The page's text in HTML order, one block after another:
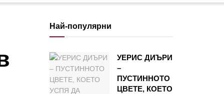
Най-популярни
УЕРИС ДИЪРИ
–
ПУСТИННОТО
ЦВЕТЕ, КОЕТО